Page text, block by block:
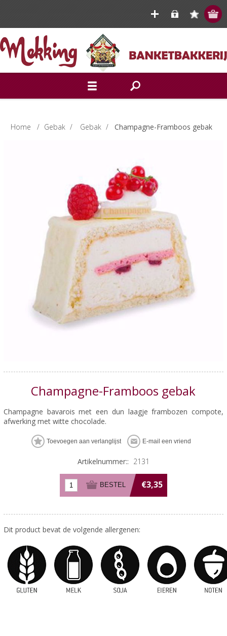
Home / Gebak / Gebak / Champagne-Framboos gebak
Champagne-Framboos gebak
Champagne bavarois met een dun laagje frambozen compote,
afwerking met witte chocolade.
Artikelnummer:: 2131
€3,35
Dit product bevat de volgende allergenen: